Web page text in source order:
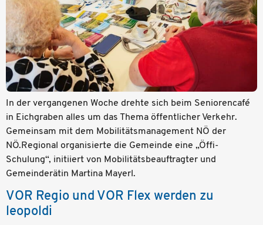
In der vergangenen Woche drehte sich beim Seniorencafé
in Eichgraben alles um das Thema öffentlicher Verkehr.
Gemeinsam mit dem Mobilitätsmanagement NÖ der
NÖ.Regional organisierte die Gemeinde eine „Öffi-
Schulung“, initiiert von Mobilitätsbeauftragter und
Gemeinderätin Martina Mayerl.
VOR Regio und VOR Flex werden zu
leopoldi